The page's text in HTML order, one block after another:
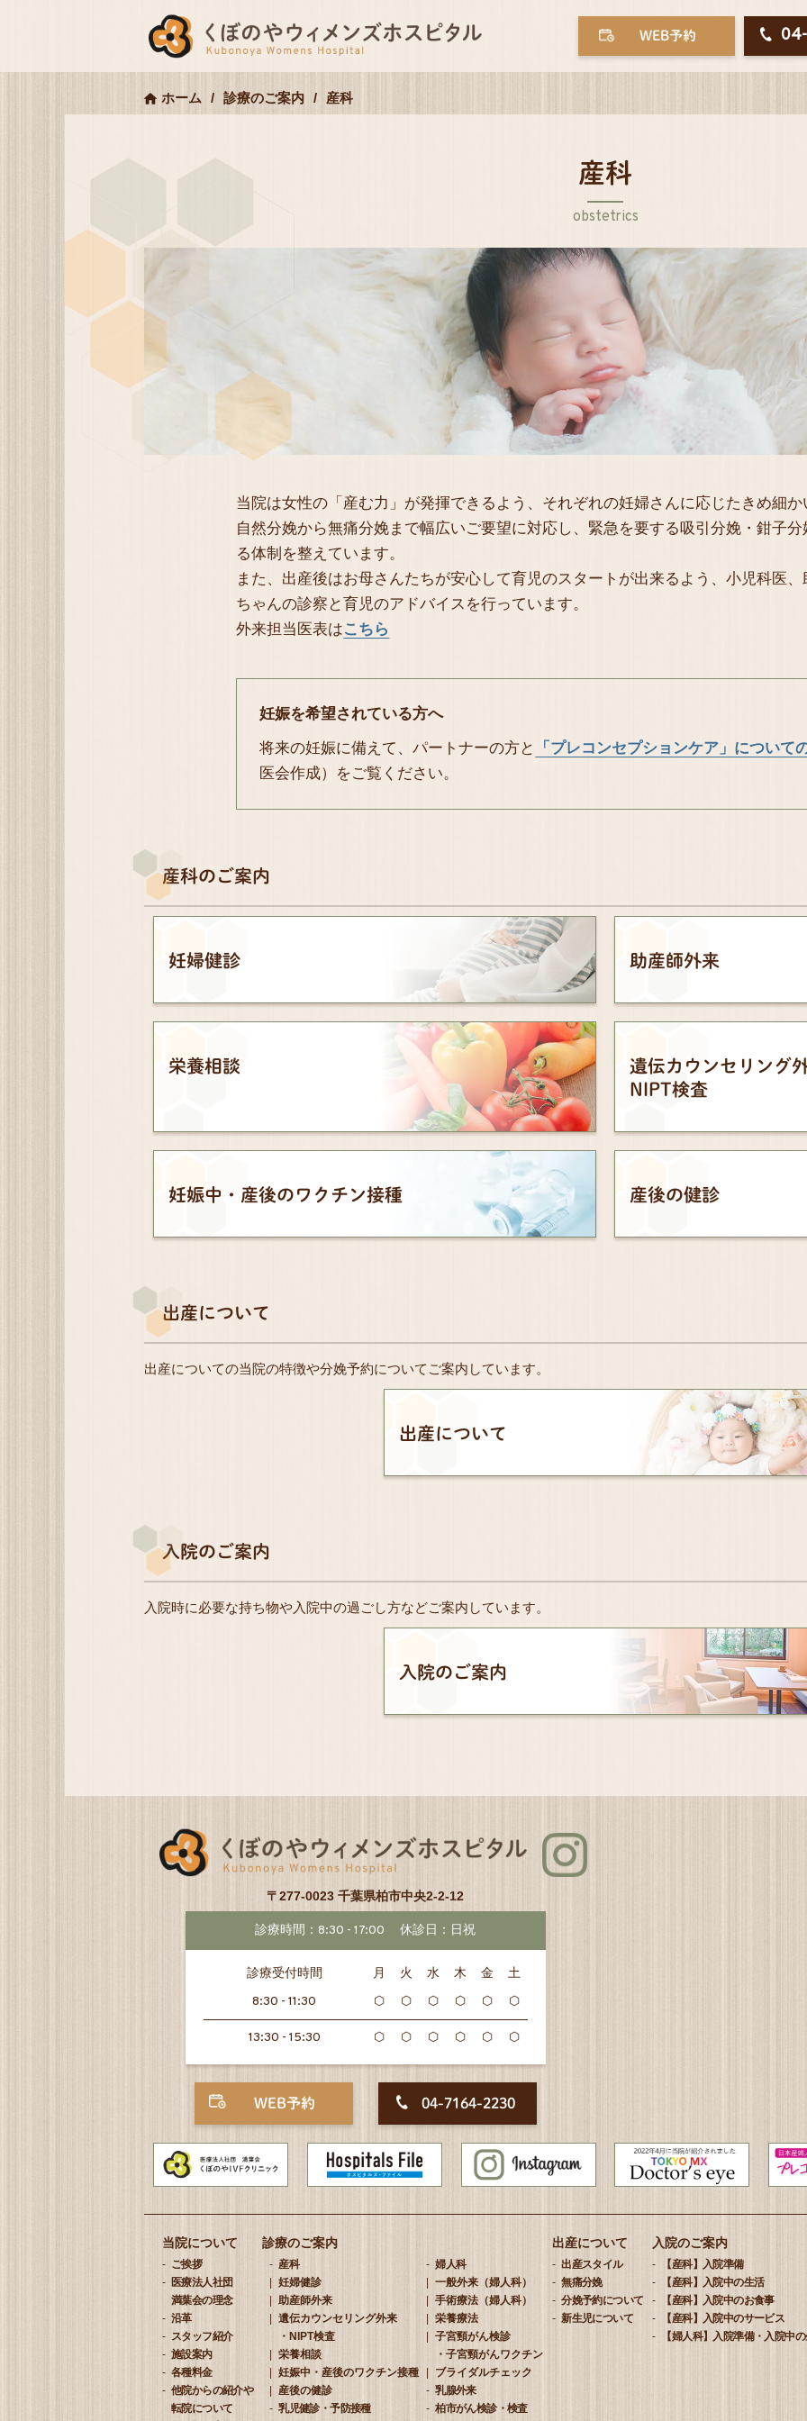
WEB予約
ホーム 診療のご案内 産科
産科
obstetrics
当院は女性の「産む力」が発揮できるよう、それぞれの妊婦さんに応じたきめ細
自然分娩から無痛分娩まで幅広いご要望に対応し、緊急を要する吸引分娩・鉗子
る体制を整えています。
また、出産後はお母さんたちが安心して育児のスタートが出来るよう、小児科医
ちゃんの診察と育児のアドバイスを行っています。
外来担当医表はこちら
妊娠を希望されている方へ
将来の妊娠に備えて、パートナーの方と
「プレコンセプションケア」について
医会作成）をご覧ください。
産科のご案内
妊婦健診 助産師外来
栄養相談
遺伝カウンセリング
NIPT検査
妊娠中・産後のワクチン接種 産後の健診
出産について
出産についての当院の特徴や分娩予約についてご案内しています。
出産について
入院のご案内
入院時に必要な持ち物や入院中の過ごし方などご案内しています。
入院のご案内
〒277-0023 千葉県柏市中央2-2-12
診療時間：8:30 - 17:00 休診日：日祝
診療受付時間 月 火 水 木 金
土
8:30 - 11:30
⬡ ⬡ ⬡ ⬡ ⬡ ⬡
13:30 - 15:30 ⬡ ⬡ ⬡ ⬡ ⬡ ⬡
WEB予約 04-7164-2230
当院について
ご挨拶
医療法人社団
満葉会の理念
沿革
スタッフ紹介
施設案内
各種料金
他院からの紹介や
転院について
診療のご案内
産科
妊婦健診
助産師外来
遺伝カウンセリング外来
・NIPT検査
栄養相談
妊娠中・産後のワクチン接種
産後の健診
乳児健診・予防接種
婦人科
一般外来（婦人科）
手術療法（婦人科）
栄養療法
子宮頸がん検診
・子宮頸がんワクチン
ブライダルチェック
乳腺外来
柏市がん検診・検査
出産について
出産スタイル
無痛分娩
分娩予約について
新生児について
入院のご案内
【産科】入院準備
【産科】入院中の生活
【産科】入院中のお食事
【産科】入院中のサービス
【婦人科】入院準備・入院中